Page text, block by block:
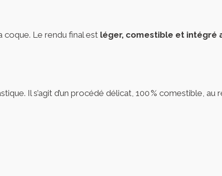
coque. Le rendu final est léger, comestible et intégré
Il s’agit d’un procédé délicat, 100 % comestible,